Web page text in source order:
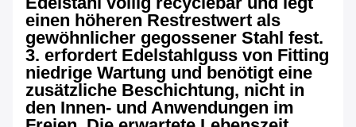
einen höheren Restrestwert als
gewöhnlicher gegossener Stahl fest.
3. erfordert Edelstahlguss von Fitting
niedrige Wartung und benötigt eine
zusätzliche Beschichtung, nicht in
den Innen- und Anwendungen im